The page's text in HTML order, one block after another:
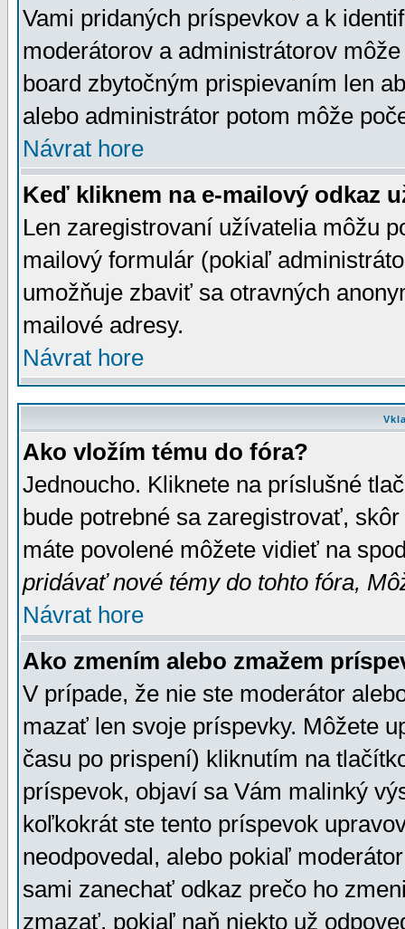
Vami pridaných príspevkov a k
moderátorov a administrátorov
board zbytočným prispievaním len
alebo administrátor potom môže
Návrat hore
Keď kliknem na e-mailový odkaz
Len zaregistrovaní užívatelia môžu
mailový formulár (pokiaľ
umožňuje zbaviť sa otravných
mailové adresy.
Návrat hore
Ako vložím tému do fóra?
Jednoucho. Kliknete na príslušné
bude potrebné sa zaregistrovať,
máte povolené môžete vidieť na
pridávať nové témy do tohto fóra,
Návrat hore
Ako zmením alebo zmažem
V prípade, že nie ste moderátor
mazať len svoje príspevky. Môžete
času po prispení) kliknutím na
príspevok, objaví sa Vám malinký
koľkokrát ste tento príspevok
neodpovedal, alebo pokiaľ
sami zanechať odkaz prečo ho
zmazať, pokiaľ naň niekto už